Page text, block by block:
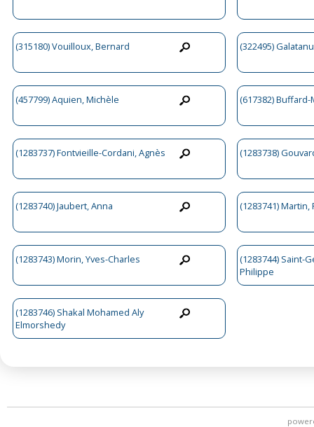
(315180) Vouilloux, Bernard (322495)
(457799) Aquien, Michèle (617382)
(1283737) Fontvieille-Cordani, Agnès (1283738)
(1283740) Jaubert, Anna (1283741) Martin,
(1283743) Morin, Yves-Charles
(1283744) Saint-
Philippe
(1283746) Shakal Mohamed Aly
Elmorshedy